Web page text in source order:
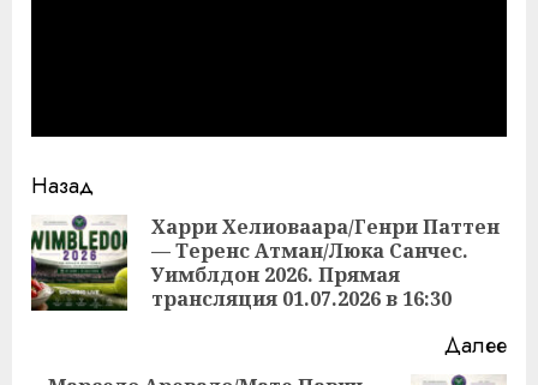
Продолжить
чтение
Назад
Харри Хелиоваара/Генри Паттен
— Теренс Атман/Люка Санчес.
Уимблдон 2026. Прямая
трансляция 01.07.2026 в 16:30
Далее